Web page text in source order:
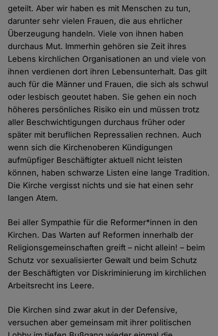
geteilt. Aber wir haben es mit Menschen zu tun,
darunter sehr vielen Frauen, die aus ehrlicher
Überzeugung handeln. Viele von ihnen haben
durchaus Mut. Immerhin gehören sie Zeit ihres
Lebens kirchlichen Organisationen an und viele von
ihnen verdienen dort ihren Lebensunterhalt. Das gilt
auch für die Männer und Frauen, die sich als schwul
oder lesbisch geoutet haben. Sie gehen ein noch
höheres persönliches Risiko ein und müssen trotz
aller Beschwichtigungen durchaus früher oder
später mit beruflichen Repressalien rechnen. Auch
wenn sich die Kirchenoberen Kündigungen
aufmüpfiger Beschäftigter aktuell nicht leisten
können, haben schwarze Listen eine lange Tradition.
Die Kirche vergisst nichts und sie hat einen sehr
langen Atem.
Bei aller Sympathie für die Reformer*innen in den
Kirchen. Das Warten auf Reformen innerhalb der
Religionsgemeinschaften greift – nicht allein! – beim
Schutz vor sexualisierter Gewalt und beim Schutz
der Beschäftigten vor Diskriminierung im kirchlichen
Arbeitsrecht ins Leere.
Die Kirchen sind zwar akut in der Defensive,
versuchen aber gemeinsam mit ihrer politischen